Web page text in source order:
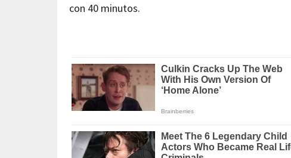
con 40 minutos.